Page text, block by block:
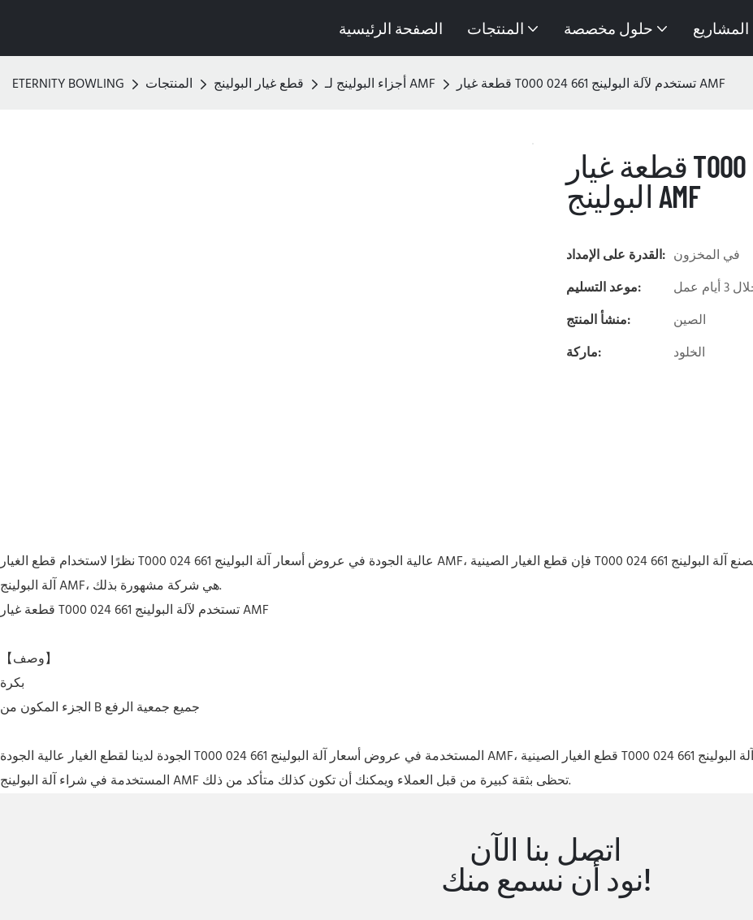
الصفحة الرئيسية المنتجات حلول مخصصة المشاريع
ETERNITY BOWLING المنتجات قطع غيار البولينج أجزاء البولينج لـ AMF قطعة غيار T000 024 661 تستخدم لآلة البولينج AMF
قطعة غيار T000 024 661 تستخدم لآلة
البولينج AMF
القدرة على الإمداد: في المخزون
موعد التسليم:
أيام عمل
منشأ المنتج:
الصين
ماركة:
الخلود
نظرًا لاستخدام قطع الغيار T000 024 661 عالية الجودة في عروض أسعار آلة البولينج AMF، فإن قطع الغيار الصينية T000 024 661 تستخدم لمصنع آلة البولينج AMF، وقطع الغيار T000 024 661 المستخدمة لشراء
آلة البولينج AMF، هي شركة مشهورة بذلك.
قطعة غيار T000 024 661 تستخدم لآلة البولينج AMF
【وصف】
بكرة
الجزء المكون من Bجميع جمعية الرفع
الجودة لدينا لقطع الغيار عالية الجودة T000 024 661 المستخدمة في عروض أسعار آلة البولينج AMF، قطع الغيار الصينية T000 024 661 المستخدمة في مصنع آلة البولينج AMF، قطع الغيار T000 024 661
المستخدمة في شراء آلة البولينج AMF تحظى بثقة كبيرة من قبل العملاء ويمكنك أن تكون كذلك متأكد من ذلك.
اتصل بنا الآن
نود أن نسمع منك!